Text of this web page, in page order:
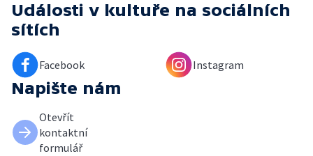
Události v kultuře na sociálních
sítích
Facebook Instagram
Napište nám
Otevřít
kontaktní
formulář